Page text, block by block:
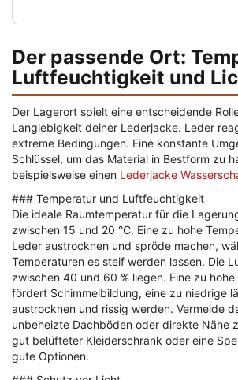
Der passende Ort:
Luftfeuchtigkeit und
Der Lagerort spielt eine entscheidende
Langlebigkeit deiner Lederjacke. Leder
extreme Bedingungen. Eine konstante
Schlüssel, um das Material in Bestform zu
beispielsweise einen Lederjacke
### Temperatur und Luftfeuchtigkeit
Die ideale Raumtemperatur für die
zwischen 15 und 20 °C. Eine zu hohe
Leder austrocknen und spröde machen,
Temperaturen es steif werden lassen. Die
zwischen 40 und 60 % liegen. Eine zu
fördert Schimmelbildung, eine zu niedrige
austrocknen und rissig werden. Vermeide
unbeheizte Dachböden oder direkte Nähe
gut belüfteter Kleiderschrank oder eine
gute Optionen.